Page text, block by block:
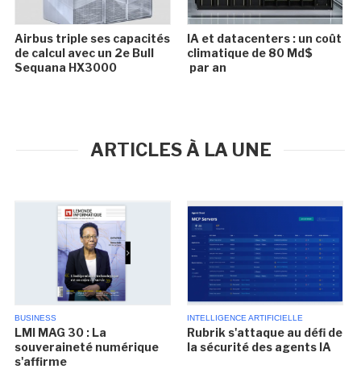
Airbus triple ses capacités
de calcul avec un 2e Bull
Sequana HX3000
IA et datacenters : un coût
climatique de 80 Md$
par an
ARTICLES À LA UNE
BUSINESS
LMI MAG 30 : La
souveraineté numérique
s'affirme
INTELLIGENCE ARTIFICIELLE
Rubrik s'attaque au défi de
la sécurité des agents IA